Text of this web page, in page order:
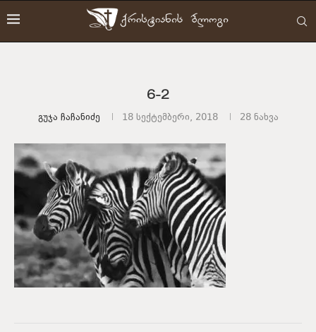
6-2
Გუჯა Ჩაჩანიძე 18 სექტემბერი, 2018 28ნახვა